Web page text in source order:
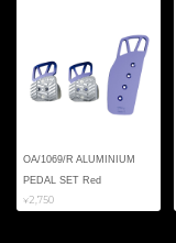
OA/1069/R ALUMINIUM
PEDAL SET Red
¥2,750